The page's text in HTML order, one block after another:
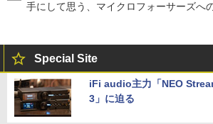
手にして思う、マイクロフォーサーズへ
Special Site
iFi audio主力「NEO
3」に迫る